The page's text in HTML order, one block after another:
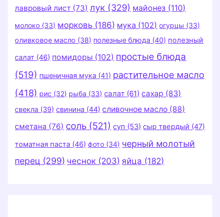
лавровый лист (73) лук (329) майонез (110)
молоко (33) морковь (186) мука (102) огурцы (33)
оливковое масло (38) полезные блюда (40) полезный
салат (46) помидоры (102) простые блюда
(519) пшеничная мука (41) растительное масло
(418) рис (32) рыба (33) салат (61) сахар (83)
свекла (39) свинина (44) сливочное масло (88)
сметана (76) соль (521) суп (53) сыр твердый (47)
томатная паста (46) фото (34) черный молотый
перец (299) чеснок (203) яйца (182)